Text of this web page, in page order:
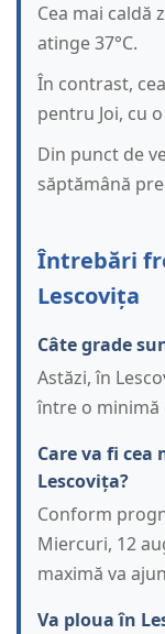
Cea mai caldă
atinge 37°C.
În contrast,
pentru Joi, cu
Din punct de
săptămână
Întrebări
Lescovița
Câte grade
Astăzi, în
între o minimă
Care va fi
Lescovița?
Conform
Miercuri, 12
maximă va
Va ploua în